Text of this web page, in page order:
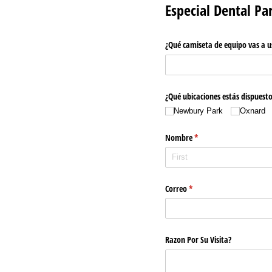
Especial Dental
¿Qué camiseta de equipo vas a
¿Qué ubicaciones estás
Newbury Park Oxnard
Nombre*
(required)
Correo*
(required)
Razon Por Su Visita?